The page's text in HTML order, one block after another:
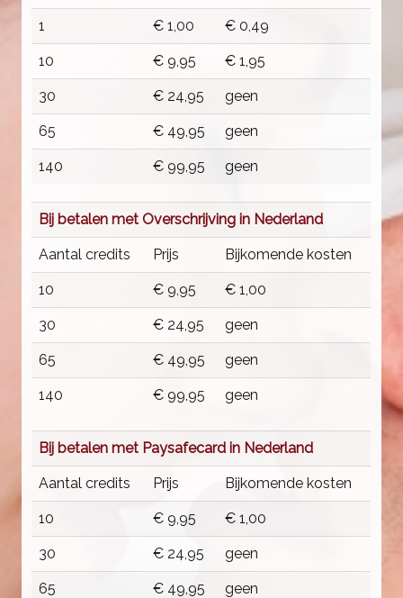
1 € 1,00 € 0,49
10 € 9,95 € 1,95
30 € 24,95 geen
65 € 49,95 geen
140 € 99,95 geen
Bij betalen met Overschrijving in Nederland
Aantal credits Prijs Bijkomende kosten
10 € 9,95 € 1,00
30 € 24,95 geen
65 € 49,95 geen
140 € 99,95 geen
Bij betalen met Paysafecard in Nederland
Aantal credits Prijs Bijkomende kosten
10 € 9,95 € 1,00
30 € 24,95 geen
65 € 49,95 geen